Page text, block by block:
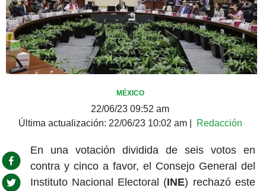
MÉXICO
22/06/23 09:52 am
Última actualización: 22/06/23 10:02 am| Redacción
En una votación dividida de seis votos en
contra y cinco a favor, el Consejo General del
Instituto Nacional Electoral (INE) rechazó este